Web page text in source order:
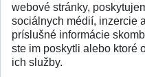
webové stránky,
sociálnych médií, inzercie
príslušné informácie
ste im poskytli alebo ktoré
ich služby.